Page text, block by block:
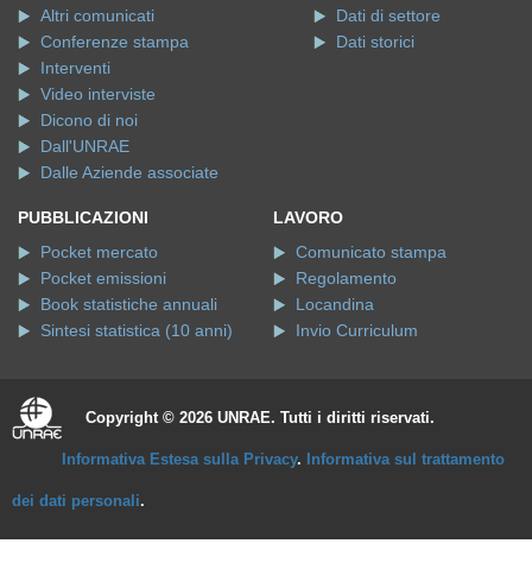
Altri comunicati
Conferenze stampa
Interventi
Video interviste
Dicono di noi
Dall'UNRAE
Dalle Aziende associate
Dati di settore
Dati storici
PUBBLICAZIONI
Pocket mercato
Pocket emissioni
Book statistiche annuali
Sintesi statistica (10 anni)
LAVORO
Comunicato stampa
Regolamento
Locandina
Invio Curriculum
Copyright © 2026 UNRAE. Tutti i diritti riservati.
Informativa Estesa sulla Privacy. Informativa sul trattamento
dei dati personali.